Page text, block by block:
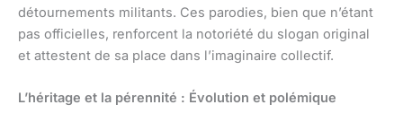
détournements militants. Ces parodies, bien que n’étant
pas officielles, renforcent la notoriété du slogan original
et attestent de sa place dans l’imaginaire collectif.
L’héritage et la pérennité : Évolution et polémique